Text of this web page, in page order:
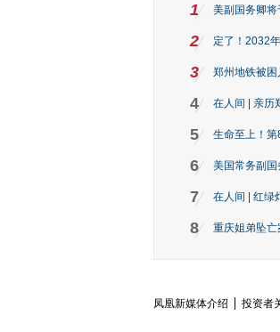
1 美副国务卿
2 定了！2032
3 郑州地铁被
4 在人间 | 亲历
5 生命至上！
6 美国常务副
7 在人间 | 红绿
8 重庆姐弟坠
凤凰新媒体介绍 投资者